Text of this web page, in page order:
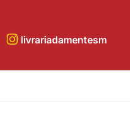
livrariadamentesm